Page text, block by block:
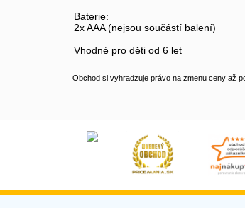
Baterie:
2x AAA (nejsou součástí balení)
Vhodné pro děti od 6 let
Obchod si vyhradzuje právo na zmenu ceny až